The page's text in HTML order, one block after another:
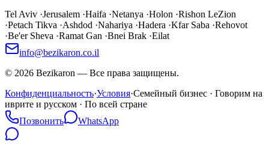
Tel Aviv ·Jerusalem ·Haifa ·Netanya ·Holon ·Rishon LeZion
·Petach Tikva ·Ashdod ·Nahariya ·Hadera ·Kfar Saba ·Rehovot
·Be'er Sheva ·Ramat Gan ·Bnei Brak ·Eilat
info@bezikaron.co.il
© 2026 Bezikaron — Все права защищены.
Конфиденциальность·Условия·Семейный бизнес · Говорим на
иврите и русском · По всей стране
Позвонить
WhatsApp